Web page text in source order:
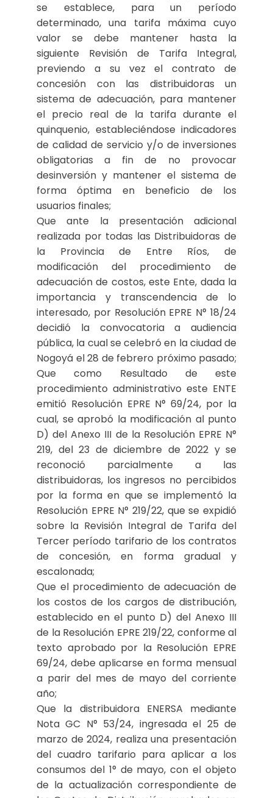
se establece, para un período
determinado, una tarifa máxima cuyo
valor se debe mantener hasta la
siguiente Revisión de Tarifa Integral,
previendo a su vez el contrato de
concesión con las distribuidoras un
sistema de adecuación, para mantener
el precio real de la tarifa durante el
quinquenio, estableciéndose indicadores
de calidad de servicio y/o de inversiones
obligatorias a fin de no provocar
desinversión y mantener el sistema de
forma óptima en beneficio de los
usuarios finales;
Que ante la presentación adicional
realizada por todas las Distribuidoras de
la Provincia de Entre Ríos, de
modificación del procedimiento de
adecuación de costos, este Ente, dada la
importancia y transcendencia de lo
interesado, por Resolución EPRE N° 18/24
decidió la convocatoria a audiencia
pública, la cual se celebró en la ciudad de
Nogoyá el 28 de febrero próximo pasado;
Que como Resultado de este
procedimiento administrativo este ENTE
emitió Resolución EPRE N° 69/24, por la
cual, se aprobó la modificación al punto
D) del Anexo III de la Resolución EPRE N°
219, del 23 de diciembre de 2022 y se
reconoció parcialmente a las
distribuidoras, los ingresos no percibidos
por la forma en que se implementó la
Resolución EPRE N° 219/22, que se expidió
sobre la Revisión Integral de Tarifa del
Tercer período tarifario de los contratos
de concesión, en forma gradual y
escalonada;
Que el procedimiento de adecuación de
los costos de los cargos de distribución,
establecido en el punto D) del Anexo III
de la Resolución EPRE 219/22, conforme al
texto aprobado por la Resolución EPRE
69/24, debe aplicarse en forma mensual
a parir del mes de mayo del corriente
año;
Que la distribuidora ENERSA mediante
Nota GC N° 53/24, ingresada el 25 de
marzo de 2024, realiza una presentación
del cuadro tarifario para aplicar a los
consumos del 1° de mayo, con el objeto
de la actualización correspondiente de